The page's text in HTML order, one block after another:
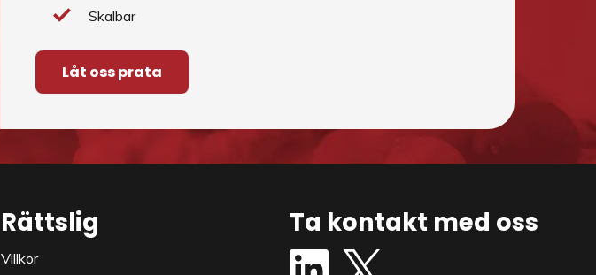
Skalbar
Låt oss prata
Rättslig
Villkor
Ta kontakt med oss